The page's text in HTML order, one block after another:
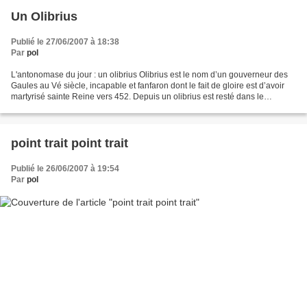
Un Olibrius
Publié le 27/06/2007 à 18:38
Par pol
L'antonomase du jour : un olibrius Olibrius est le nom d’un gouverneur des
Gaules au Vé siècle, incapable et fanfaron dont le fait de gloire est d’avoir
martyrisé sainte Reine vers 452. Depuis un olibrius est resté dans le
point trait point trait
Publié le 26/06/2007 à 19:54
Par pol